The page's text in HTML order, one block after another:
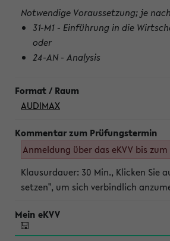
Notwendige Voraussetzung; je
31-M1 - Einführung in die
oder
24-AN - Analysis
AUDIMAX
Anmeldung über das eKVV bis zum
Klausurdauer: 30 Min., Klicken Sie
setzen", um sich verbindlich